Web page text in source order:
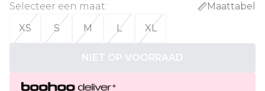
Selecteer een maat:
Maattabel
XS
S M L XL
NIET OP VOORRAAD